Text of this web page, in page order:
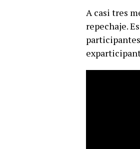
A casi tres
repechaje.
participantes